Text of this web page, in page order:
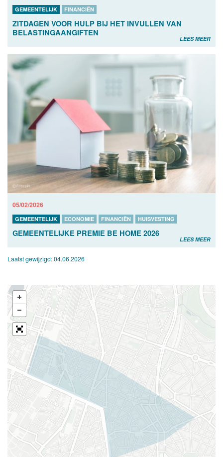
GEMEENTELIJK FINANCIËN
ZITDAGEN VOOR HULP BIJ HET INVULLEN VAN
BELASTINGAANGIFTEN
LEES MEER
05/02/2026
GEMEENTELIJK ECONOMIE FINANCIËN HUISVESTING
GEMEENTELIJKE PREMIE BE HOME 2026
LEES MEER
Laatst gewijzigd:04.06.2026